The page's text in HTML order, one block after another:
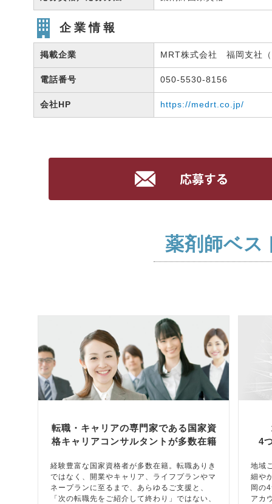
企業情報
掲載企業 MRT株式会社 福岡支社
電話番号 050-5530-8156
会社HP https://medrt.co.jp/
薬剤師ベス
転職・キャリアの専門家である国家資
格キャリアコンサルタントが多数在籍
経験豊富な国家資格者が多数在籍。転職ありき
ではなく、開業やキャリア、ライフプランやマ
ネープランに至るまで、あらゆるご支援と、
「次の転職先をご紹介して終わり」ではない、
4
地域
細や
岡の
アカ